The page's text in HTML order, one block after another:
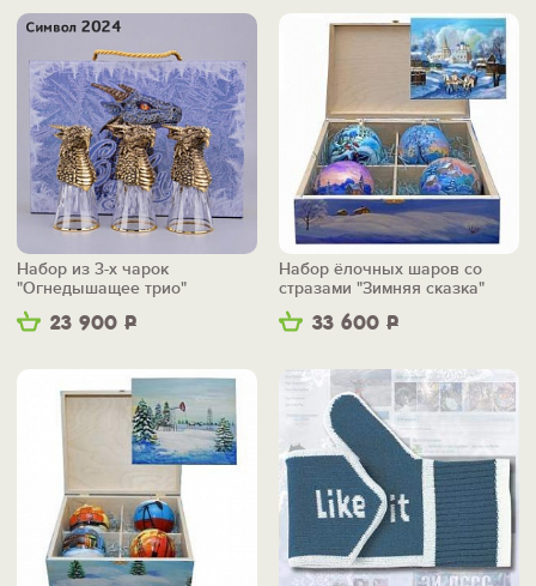
23 900 Р
Набор из 3-х чарок
"Огнедышащее трио"
33 600 Р
Набор ёлочных шаров со
стразами "Зимняя сказка"